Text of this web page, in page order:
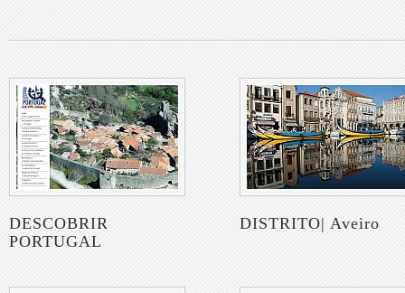
DESCOBRIR
PORTUGAL
DISTRITO| Aveiro